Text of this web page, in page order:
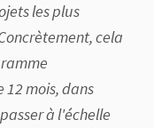
les plus
cela
mois, dans
à l'échelle